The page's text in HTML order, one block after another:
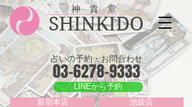
神 貴 堂
SHINKIDO
占いの予約・お問合わせ
03-6278-9333
LINEから予約
新宿本店 池袋店